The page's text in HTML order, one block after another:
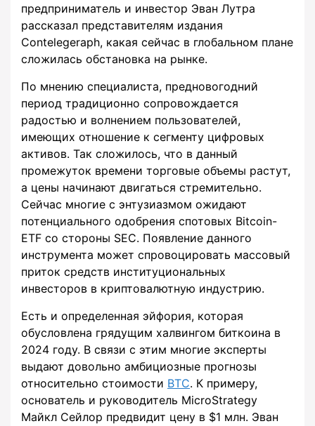
предприниматель и инвестор Эван Лутра
рассказал представителям издания
Contelegeraph, какая сейчас в глобальном плане
сложилась обстановка на рынке.
По мнению специалиста, предновогодний
период традиционно сопровождается
радостью и волнением пользователей,
имеющих отношение к сегменту цифровых
активов. Так сложилось, что в данный
промежуток времени торговые объемы растут,
а цены начинают двигаться стремительно.
Сейчас многие с энтузиазмом ожидают
потенциального одобрения спотовых Bitcoin-
ETF со стороны SEC. Появление данного
инструмента может спровоцировать массовый
приток средств институциональных
инвесторов в криптовалютную индустрию.
Есть и определенная эйфория, которая
обусловлена грядущим халвингом биткоина в
2024 году. В связи с этим многие эксперты
выдают довольно амбициозные прогнозы
относительно стоимости BTC. К примеру,
основатель и руководитель MicroStrategy
Майкл Сейлор предвидит цену в $1 млн. Эван